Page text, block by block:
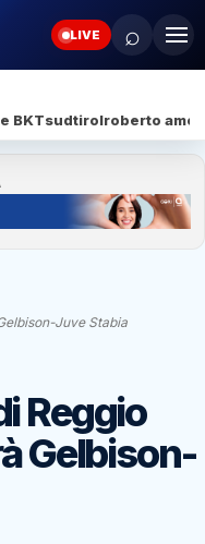
LIVE ⌕
BKTsudtirolroberto
Juve Stabia
Reggio
Gelbison-